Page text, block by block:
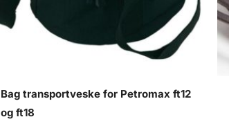
Bag transportveske for Petromax ft12
og ft18